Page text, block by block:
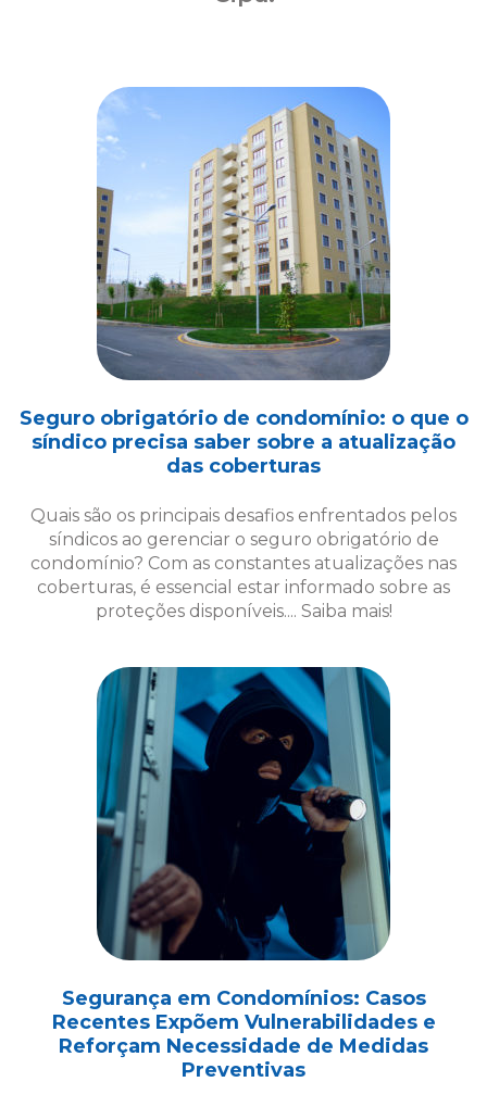
Seguro obrigatório de condomínio: o que o
síndico precisa saber sobre a atualização
das coberturas
Quais são os principais desafios enfrentados pelos
síndicos ao gerenciar o seguro obrigatório de
condomínio? Com as constantes atualizações nas
coberturas, é essencial estar informado sobre as
proteções disponíveis.... Saiba mais!
Segurança em Condomínios: Casos
Recentes Expõem Vulnerabilidades e
Reforçam Necessidade de Medidas
Preventivas